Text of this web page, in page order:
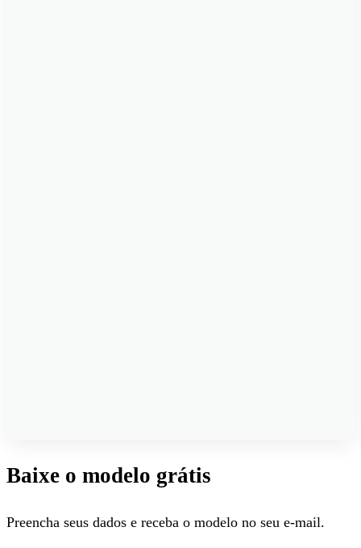
Baixe o modelo grátis
Preencha seus dados e receba o modelo no seu e-mail.